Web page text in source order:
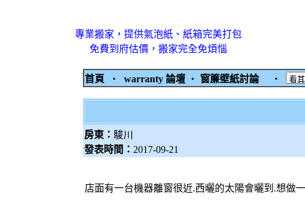
專業搬家，提供氣泡紙、紙箱完美打包
免費到府估價，搬家完全免煩惱
首頁 ‧ warranty 論壇 ‧ 窗簾壁紙討論 ‧
房東： 駿川
發表時間： 2017-09-21
店面有一台機器離窗很近.西曬的太陽會曬到.想做